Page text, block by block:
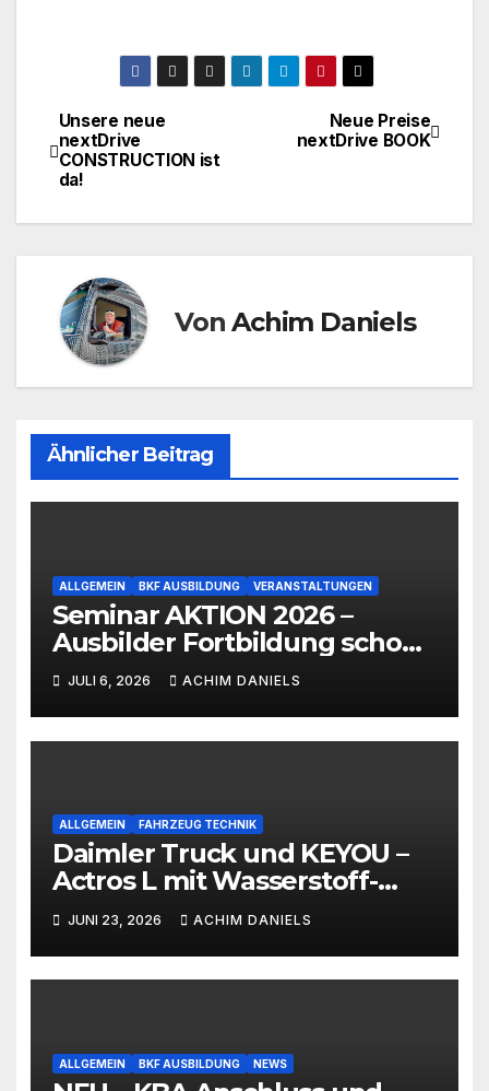
BeitragsnavigationNeue Preise
nextDrive BOOK
Unsere neue
nextDrive
CONSTRUCTION ist
da!
VonAchim Daniels
Ähnlicher Beitrag
ALLGEMEIN BKF AUSBILDUNG VERANSTALTUNGEN
Seminar AKTION 2026 –
Ausbilder Fortbildung schon
ab 399€!!!
JULI 6, 2026 ACHIM DANIELS
ALLGEMEIN FAHRZEUG TECHNIK
Daimler Truck und KEYOU –
Actros L mit Wasserstoff-
Verbrennermotor
JUNI 23, 2026 ACHIM DANIELS
ALLGEMEIN BKF AUSBILDUNG NEWS